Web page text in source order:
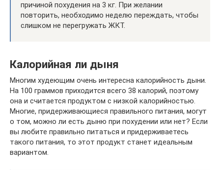
причиной похудения на 3 кг. При желании
повторить, необходимо неделю переждать, чтобы
слишком не перегружать ЖКТ.
Калорийная ли дыня
Многим худеющим очень интересна калорийность дыни.
На 100 граммов приходится всего 38 калорий, поэтому
она и считается продуктом с низкой калорийностью.
Многие, придерживающиеся правильного питания, могут
о том, можно ли есть дыню при похудении или нет? Если
вы любите правильно питаться и придерживаетесь
такого питания, то этот продукт станет идеальным
вариантом.